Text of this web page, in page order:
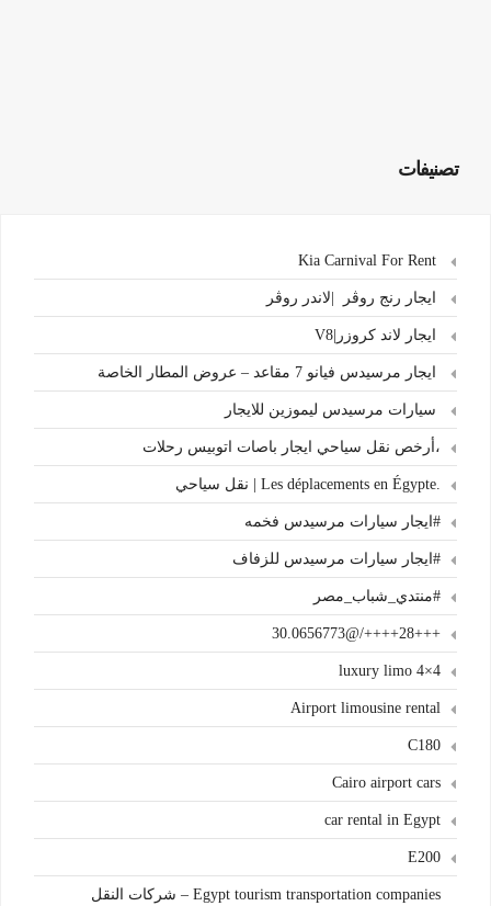
تصنيفات
ايجار رنج روڤر |لاندر روڤر
ايجار لاند كروزر|V8
ايجار مرسيدس فيانو 7 مقاعد – عروض المطار الخاصة
سيارات مرسيدس ليموزين للايجار
،أرخص نقل سياحي ايجار باصات اتوبيس رحلات
.Les déplacements en Égypte | نقل سياحي
#ايجار سيارات مرسيدس فخمه
#ايجار سيارات مرسيدس للزفاف
#منتدي_شباب_مصر
+++28++++/@30.0656773
4×4 luxury limo
Airport limousine rental
C180
Cairo airport cars
car rental in Egypt
E200
Egypt tourism transportation companies – شركات النقل